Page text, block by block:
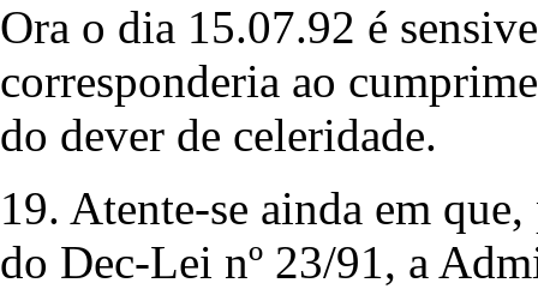
Ora o dia 15.07.92 é
corresponderia ao
do dever de celeridade.
19. Atente-se ainda em
do Dec-Lei nº 23/91, a